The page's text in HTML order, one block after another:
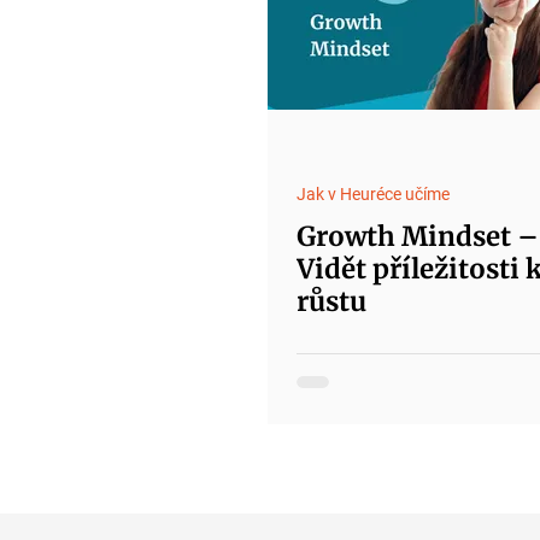
Jak v Heuréce učíme
Growth Mindset –
Vidět příležitosti
růstu